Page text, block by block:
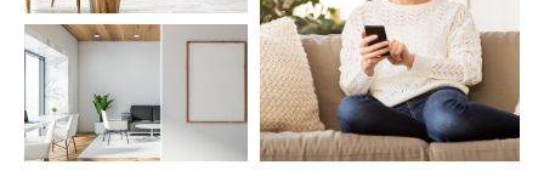
NOUVEAUTÉS
RECHERCHER